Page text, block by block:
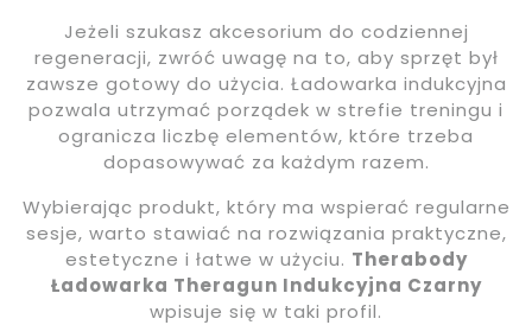
Jeżeli szukasz akcesorium do codziennej
regeneracji, zwróć uwagę na to, aby sprzęt był
zawsze gotowy do użycia. Ładowarka indukcyjna
pozwala utrzymać porządek w strefie treningu i
ogranicza liczbę elementów, które trzeba
dopasowywać za każdym razem.
Wybierając produkt, który ma wspierać regularne
sesje, warto stawiać na rozwiązania praktyczne,
estetyczne i łatwe w użyciu. Therabody
Ładowarka Theragun Indukcyjna Czarny
wpisuje się w taki profil.